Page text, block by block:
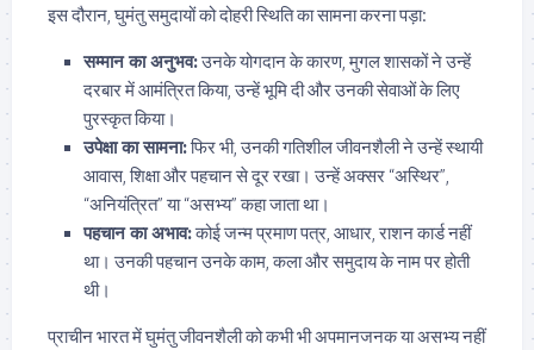
इस दौरान, घुमंतु समुदायों को दोहरी स्थिति का सामना करना पड़ा:
सम्मान का अनुभव:उनके योगदान के कारण, मुगल शासकों ने उन्हें
दरबार में आमंत्रित किया, उन्हें भूमि दी और उनकी सेवाओं के लिए
पुरस्कृत किया।
उपेक्षा का सामना:फिर भी, उनकी गतिशील जीवनशैली ने उन्हें स्थायी
आवास, शिक्षा और पहचान से दूर रखा। उन्हें अक्सर “अस्थिर”,
“अनियंत्रित” या “असभ्य” कहा जाता था।
पहचान का अभाव:कोई जन्म प्रमाण पत्र, आधार, राशन कार्ड नहीं
था। उनकी पहचान उनके काम, कला और समुदाय के नाम पर होती
थी।
प्राचीन भारत में घुमंतु जीवनशैली को कभी भी अपमानजनक या असभ्य नहीं